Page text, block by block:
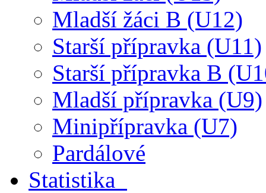
Mladší žáci B (U12)
Starší přípravka (U11)
Starší přípravka B
Mladší přípravka (U9)
Minipřípravka (U7)
Pardálové
Statistika